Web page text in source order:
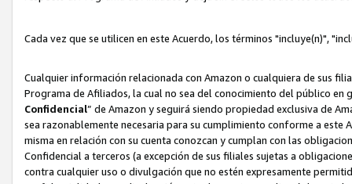
Cada vez que se utilicen en este Acuerdo, los términos "incluye(n)",
Cualquier información relacionada con Amazon o cualquiera de sus
Programa de Afiliados, la cual no sea del conocimiento del público
Confidencial” de Amazon y seguirá siendo propiedad exclusiva de
sea razonablemente necesaria para su cumplimiento conforme a
misma en relación con su cuenta conozcan y cumplan con las
Confidencial a terceros (a excepción de sus filiales sujetas a
contra cualquier uso o divulgación que no estén expresamente